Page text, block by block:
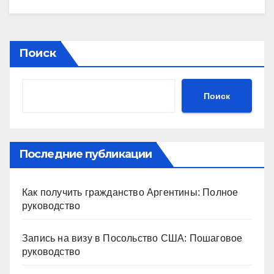
Поиск
Поиск
Последние публикации
Как получить гражданство Аргентины: Полное
руководство
Запись на визу в Посольство США: Пошаговое
руководство